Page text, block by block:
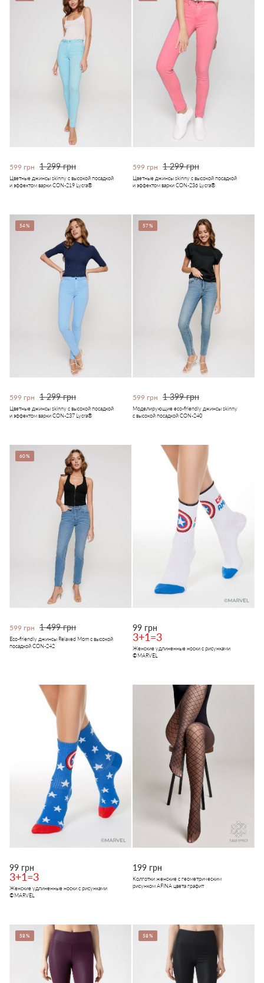
599 грн 1 299 грн
Цветные джинсы skinny с высокой посадкой
и эффектом варки CON-219 Lycra®
599 грн 1 299 грн
Цветные джинсы skinny с высокой посадкой
и эффектом варки CON-236 Lycra®
54%
599 грн 1 299 грн
Цветные джинсы skinny с высокой посадкой
и эффектом варки CON-237 Lycra®
57%
599 грн 1 399 грн
Моделирующие eco-friendly джинсы skinny
с высокой посадкой CON-240
60%
599 грн 1 499 грн
Eco-friendly джинсы Relaxed Mom с высокой
посадкой CON-242
99 грн
3+1=3
Женские удлиненные носки с рисунками
©MARVEL
99 грн
3+1=3
Женские удлиненные носки с рисунками
©MARVEL
199 грн
Колготки женские с геометрическим
рисунком AFINA цвета графит
58% 58%